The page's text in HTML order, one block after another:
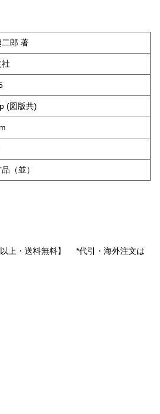
二郎 著
(図版共)
（並）
上・送料無料】 *代引・海外注文は